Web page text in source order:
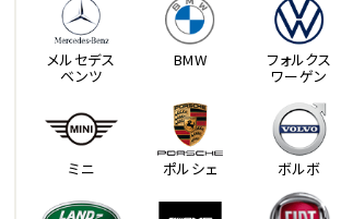
メルセデス
ベンツ
BMW フォルクス
ワーゲン
ミニ ポルシェ ボルボ